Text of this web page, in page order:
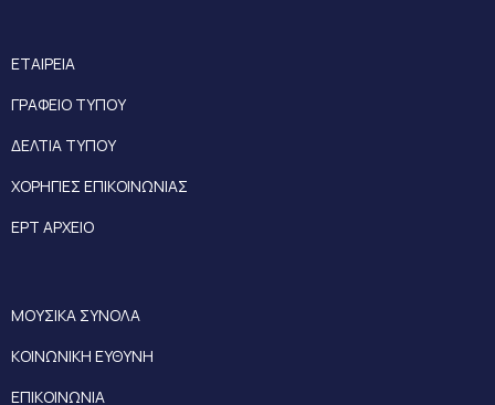
ΕΤΑΙΡΕΙΑ
ΓΡΑΦΕΙΟ ΤΥΠΟΥ
ΔΕΛΤΙΑ ΤΥΠΟΥ
ΧΟΡΗΓΙΕΣ ΕΠΙΚΟΙΝΩΝΙΑΣ
ΕΡΤ ΑΡΧΕΙΟ
ΜΟΥΣΙΚΑ ΣΥΝΟΛΑ
ΚΟΙΝΩΝΙΚΗ ΕΥΘΥΝΗ
ΕΠΙΚΟΙΝΩΝΙΑ